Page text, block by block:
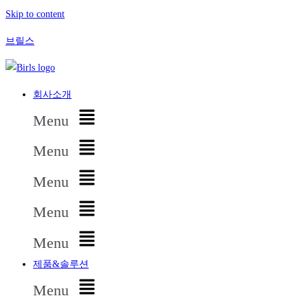
Skip to content
브릴스
회사소개
Menu
Menu
Menu
Menu
Menu
제품&솔루션
Menu